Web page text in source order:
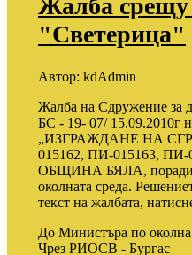
"Светерица"
Автор: kdAdmin
Жалба на Сдружение за
БС - 19- 07/ 15.09.2010г
„ИЗГРАЖДАНЕ НА
015162, ПИ-015163,
ОБЩИНА БЯЛА, поради
околната среда.
текст на жалбата,
До Министъра по околна
Чрез РИОСВ - Бургас